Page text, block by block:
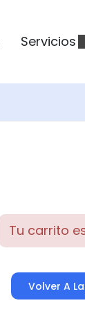
Servicios
Tu carrito
Volver A